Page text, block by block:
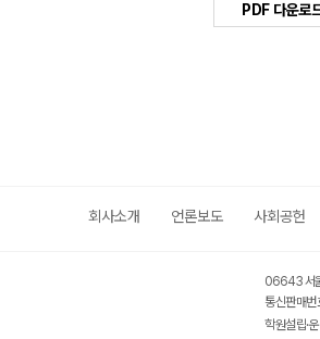
PDF 다운로
회사소개 언론보도 사회공헌
06643 서
통신판매
학원설립·